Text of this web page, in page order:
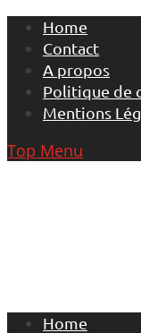
Skip
content
Home
Contact
A propos
Politique de
Mentions
Top Menu
Home